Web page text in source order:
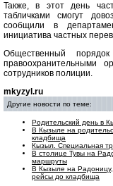
Также, в этот день
табличками смогут
сообщили в
инициатива частных
Общественный
правоохранительными
сотрудников полиции.
mkyzyl.ru
Другие новости по теме:
Родительский день в
В Кызыле на
кладбища
Кызыл. Специальная
В столице Тувы на
маршруты
В Кызыле на Радоницу,
рейсы до кладбища